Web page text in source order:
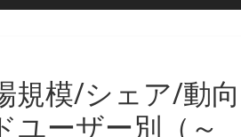
規模/シェア/動向
ユーザー別（～